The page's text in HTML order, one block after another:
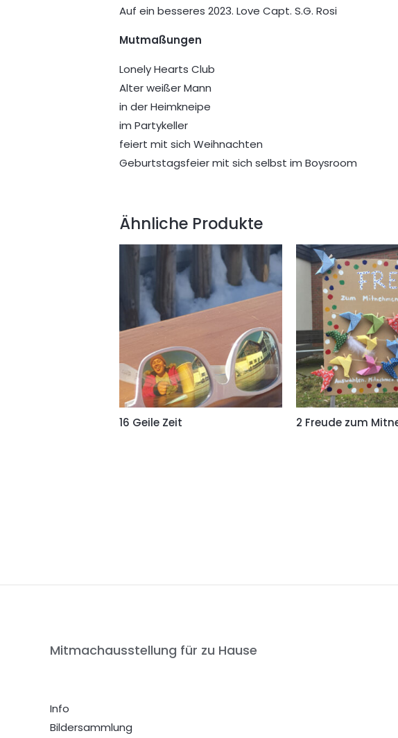
Auf ein besseres 2023. Love Capt. S.G. Rosi
Mutmaßungen
Lonely Hearts Club
Alter weißer Mann
in der Heimkneipe
im Partykeller
feiert mit sich Weihnachten
Geburtstagsfeier mit sich selbst im Boysroom
Ähnliche Produkte
16 Geile Zeit 2 Freude zum
Mitmachausstellung für zu Hause
Info
Bildersammlung